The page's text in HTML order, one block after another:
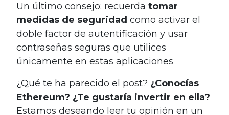
Un último consejo: recuerda tomar
medidas de seguridad como activar el
doble factor de autentificación y usar
contraseñas seguras que utilices
únicamente en estas aplicaciones
¿Qué te ha parecido el post? ¿Conocías
Ethereum? ¿Te gustaría invertir en ella?
Estamos deseando leer tu opinión en un